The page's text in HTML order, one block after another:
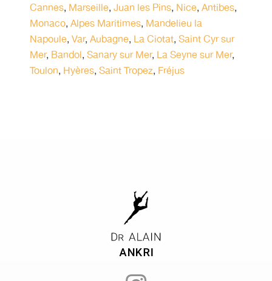
Cannes, Marseille, Juan les Pins, Nice, Antibes,
Monaco, Alpes Maritimes, Mandelieu la
Napoule, Var, Aubagne, La Ciotat, Saint Cyr sur
Mer, Bandol, Sanary sur Mer, La Seyne sur Mer,
Toulon, Hyères, Saint Tropez, Fréjus